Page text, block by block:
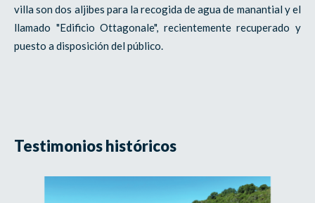
villa son dos aljibes para la recogida de agua de manantial y el
llamado "Edificio Ottagonale", recientemente recuperado y
puesto a disposición del público.
Testimonios históricos